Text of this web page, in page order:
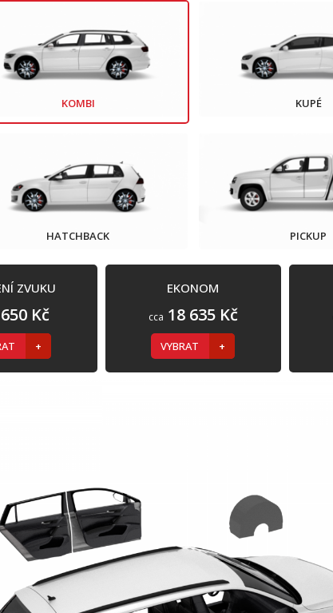
KOMBI KUPÉ
HATCHBACK PICKUP
ZVUKU
Kč
EKONOM
cca 18 635 Kč
VYBRAT